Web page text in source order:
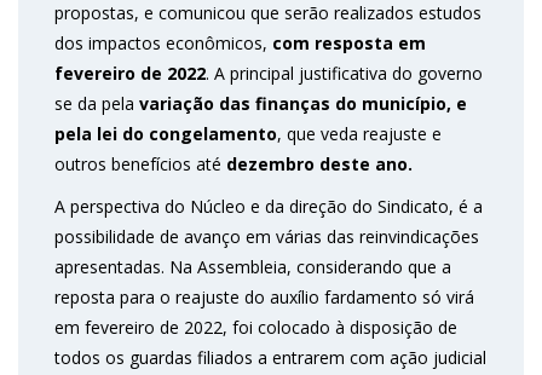
propostas, e comunicou que serão realizados estudos
dos impactos econômicos, com resposta em
fevereiro de 2022. A principal justificativa do governo
se da pela variação das finanças do município, e
pela lei do congelamento, que veda reajuste e
outros benefícios até dezembro deste ano.
A perspectiva do Núcleo e da direção do Sindicato, é a
possibilidade de avanço em várias das reinvindicações
apresentadas. Na Assembleia, considerando que a
reposta para o reajuste do auxílio fardamento só virá
em fevereiro de 2022, foi colocado à disposição de
todos os guardas filiados a entrarem com ação judicial